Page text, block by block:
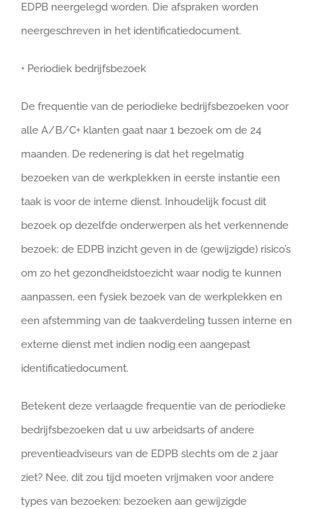
EDPB neergelegd worden. Die afspraken worden
neergeschreven in het identificatiedocument.
• Periodiek bedrijfsbezoek
De frequentie van de periodieke bedrijfsbezoeken voor
alle A/B/C+ klanten gaat naar 1 bezoek om de 24
maanden. De redenering is dat het regelmatig
bezoeken van de werkplekken in eerste instantie een
taak is voor de interne dienst. Inhoudelijk focust dit
bezoek op dezelfde onderwerpen als het verkennende
bezoek: de EDPB inzicht geven in de (gewijzigde) risico’s
om zo het gezondheidstoezicht waar nodig te kunnen
aanpassen, een fysiek bezoek van de werkplekken en
een afstemming van de taakverdeling tussen interne en
externe dienst met indien nodig een aangepast
identificatiedocument.
Betekent deze verlaagde frequentie van de periodieke
bedrijfsbezoeken dat u uw arbeidsarts of andere
preventieadviseurs van de EDPB slechts om de 2 jaar
ziet? Nee, dit zou tijd moeten vrijmaken voor andere
types van bezoeken: bezoeken aan gewijzigde